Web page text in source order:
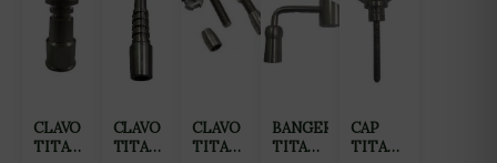
CLAVO
TITANIO
CLAVO
TITANIO
CLAVO
TITANIO
BANGER
TITANIO
CAP
TITANIO